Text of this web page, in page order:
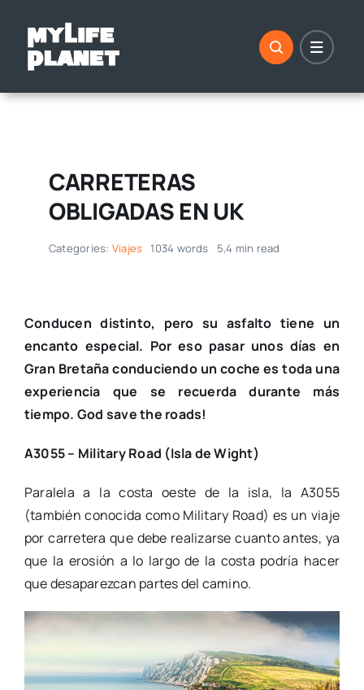
contenido
CARRETERAS
OBLIGADAS EN UK
Categories: Viajes 1034 words 5,4 min read
Conducen distinto, pero su asfalto tiene un
encanto especial. Por eso pasar unos días en
Gran Bretaña conduciendo un coche es toda una
experiencia que se recuerda durante más
tiempo. God save the roads!
A3055 – Military Road (Isla de Wight)
Paralela a la costa oeste de la isla, la A3055
(también conocida como Military Road) es un viaje
por carretera que debe realizarse cuanto antes, ya
que la erosión a lo largo de la costa podría hacer
que desaparezcan partes del camino.